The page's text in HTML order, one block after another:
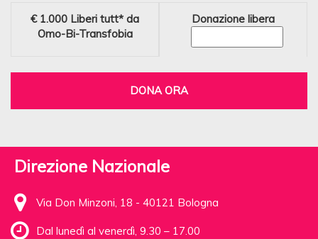
€ 1.000 Liberi tutt* da
Omo-Bi-Transfobia
Donazione libera
DONA ORA
Direzione Nazionale
Via Don Minzoni, 18 - 40121 Bologna
Dal lunedì al venerdì, 9.30 – 17.00